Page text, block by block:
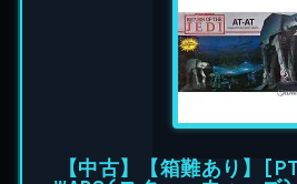
【中古】【箱難あり】